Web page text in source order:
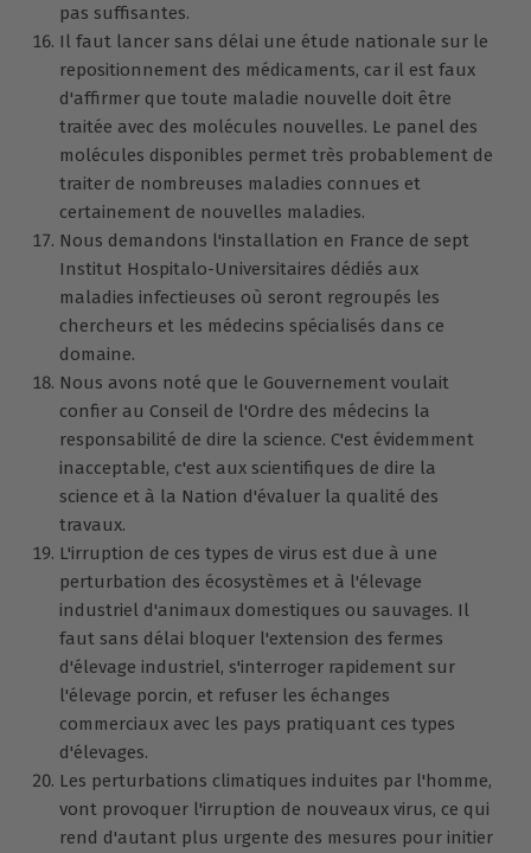
pas suffisantes.
Il faut lancer sans délai une étude nationale sur le
repositionnement des médicaments, car il est faux
d'affirmer que toute maladie nouvelle doit être
traitée avec des molécules nouvelles. Le panel des
molécules disponibles permet très probablement de
traiter de nombreuses maladies connues et
certainement de nouvelles maladies.
Nous demandons l'installation en France de sept
Institut Hospitalo-Universitaires dédiés aux
maladies infectieuses où seront regroupés les
chercheurs et les médecins spécialisés dans ce
domaine.
Nous avons noté que le Gouvernement voulait
confier au Conseil de l'Ordre des médecins la
responsabilité de dire la science. C'est évidemment
inacceptable, c'est aux scientifiques de dire la
science et à la Nation d'évaluer la qualité des
travaux.
L'irruption de ces types de virus est due à une
perturbation des écosystèmes et à l'élevage
industriel d'animaux domestiques ou sauvages. Il
faut sans délai bloquer l'extension des fermes
d'élevage industriel, s'interroger rapidement sur
l'élevage porcin, et refuser les échanges
commerciaux avec les pays pratiquant ces types
d'élevages.
Les perturbations climatiques induites par l'homme,
vont provoquer l'irruption de nouveaux virus, ce qui
rend d'autant plus urgente des mesures pour initier